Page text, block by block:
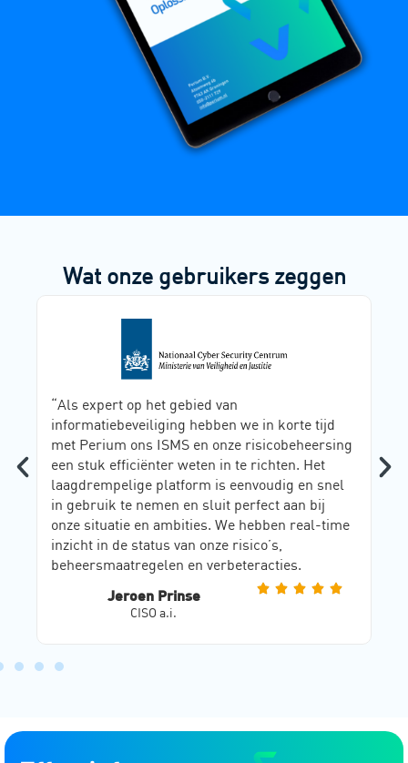
Wat onze gebruikers zeggen
“Als expert op het gebied van
informatiebeveiliging hebben we in korte tijd
met Perium ons ISMS en onze risicobeheersing
een stuk efficiënter weten in te richten. Het
laagdrempelige platform is eenvoudig en snel
in gebruik te nemen en sluit perfect aan bij
onze situatie en ambities. We hebben real-time
inzicht in de status van onze risico’s,
beheersmaatregelen en verbeteracties.
Jeroen Prinse
CISO a.i.